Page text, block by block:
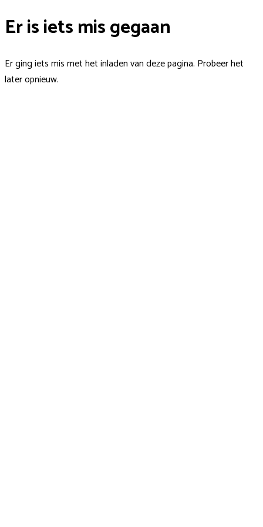
Er is iets mis gegaan
Er ging iets mis met het inladen van deze pagina. Probeer het
later opnieuw.